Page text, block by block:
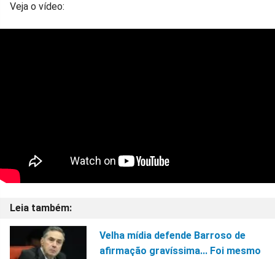
Veja o vídeo:
Velha mídia defende Barroso de
afirmação gravíssima... Foi mesmo